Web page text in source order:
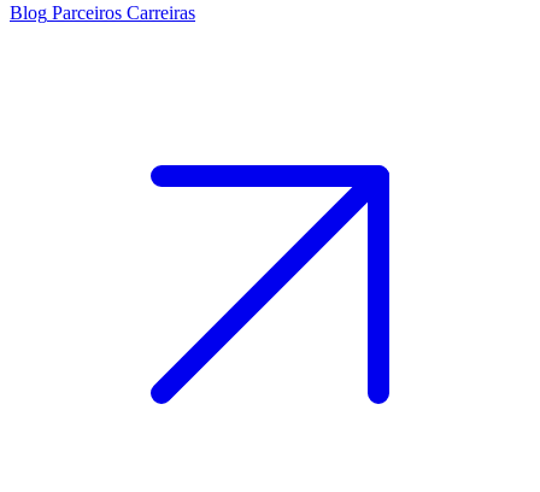
Blog Parceiros Carreiras